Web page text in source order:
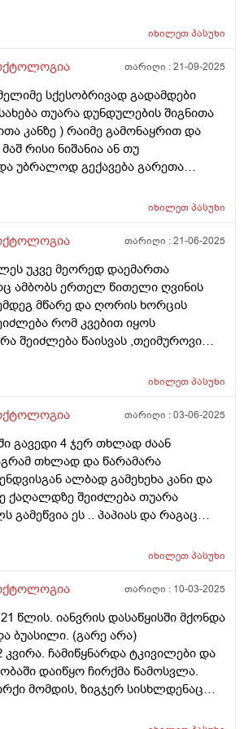
მაწუხებს და მისველდება
ვშვები მაქვს კიდევ. •
რომ ბოლომდე ვერ
• ჭინთების შემდეგ ხშირად
შემდეგ მიღიზიანდება და წვა
ხმაურობს ხშირად ხან მარცხენა
თითქოს რაღაც უჭირს. • ბოლო
გახდა ხილის ჭამის შემდეგ •
• მადა ქრება როცა ასე ვარ
სიმპტომები რასაც არ ვჭამ,
მთხოვს და როცა ავღადგენ
შემდეგ ისევ მეწყება თითქოს
ჩემსთავს ვუჩალიჩებ და იქნებ
დიდი წინასწარ, ვფიქრობ,
ან ნაღვლის პრობლემა იყოს
ცოტათი და დილას უფრო შეტევები
ეს შეიძლება იყოს ამის
ნაწლავის კიბოს გავდა და
გავხდი და ისეთს არ ვჭამ
ვიყო
იხილეთპასუხი
თარიღი :21-09-2025
სქესობრივად გადამდები
თუარა დუნდულების შიგნითა
კანზე ) რაიმე გამონაყრით და
რისი ნიშანია ან თუ
უბრალოდ გექავება გარეთა
იხილეთპასუხი
თარიღი :21-06-2025
უკვე მეორედ დაემართა
ამბობს ერთელ წითელი ღვინის
მწარე და ღორის ხორცის
რომ კვებით იყოს
შეიძლება წაისვას ,თეიმუროვი
,რა შეიძლება იხმაროს
იხილეთპასუხი
თარიღი :03-06-2025
გავედი 4 ჯერ თხლად ძაან
თხლად და წარამარა
ალბად გამეხეხა კანი და
ქაღალდზე შეიძლება თუარა
გამეწვია ეს .. პაპიას და რაგაც
მაგას ვხმარობ .ასევე
და მჟავის გარდა .და რომელი
იხილეთპასუხი
თარიღი : 10-03-2025
წლის. იანვრის დასაწყისში მქონდა
ბუასილი. (გარე არა)
ჩამიწყნარდა ტკივილები და
დაიწყო ჩირქმა წამოსვლა.
მომდის, ზიგჯერ სისხლდენაც
ექიმთან არ მივსულვარ.